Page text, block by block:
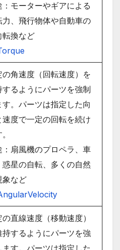
：モーターやギアによる
力、飛行物体や自動車の
転換など
の角速度（回転速度）を
するようにパーツを強制
す。パーツは指定した向
速度で一定の回転を続け
：扇風機のプロペラ、車
惑星の自転、多くの自然
象など
直線速度（移動速度）
持するようにパーツを強